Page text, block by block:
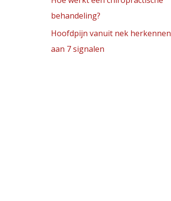
behandeling?
Hoofdpijn vanuit nek herkennen
aan 7 signalen